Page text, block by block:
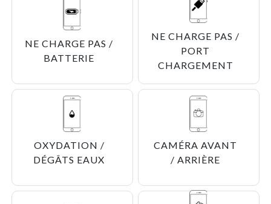
NE CHARGE PAS /
BATTERIE
NE CHARGE PAS /
PORT
CHARGEMENT
OXYDATION /
DÉGÂTS EAUX
CAMÉRA AVANT
/ ARRIÈRE